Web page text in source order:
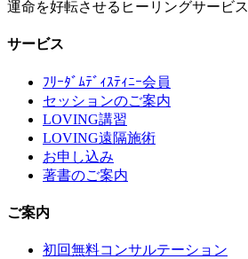
運命を好転させるヒーリングサービス
サービス
ﾌﾘｰﾀﾞﾑﾃﾞｨｽﾃｨﾆｰ会員
セッションのご案内
LOVING講習
LOVING遠隔施術
お申し込み
著書のご案内
ご案内
初回無料コンサルテーション